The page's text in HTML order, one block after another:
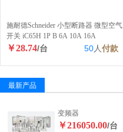
施耐德Schneider 小型断路器 微型空气
开关 iC65H 1P B 6A 10A 16A
￥28.74/台 50人付款
最新产品
变频器
￥216050.00/台